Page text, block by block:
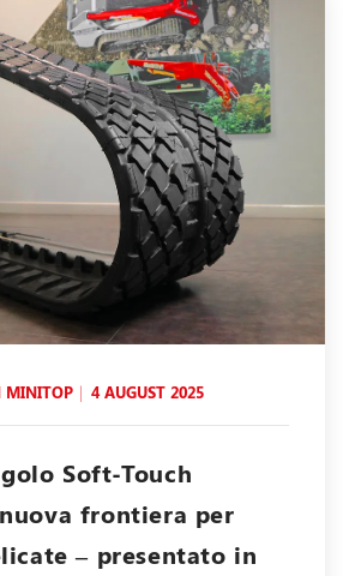
MINITOP 4 AUGUST 2025
Soft-Touch
frontiera per
– presentato in